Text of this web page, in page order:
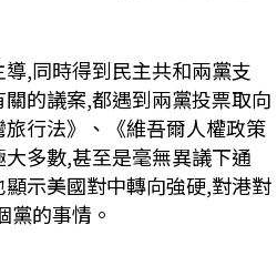
,同時得到民主共和兩黨支
的議案,都遇到兩黨投票取向
行法》、《維吾爾人權政策
多數,甚至是毫無異議下通
示美國對中轉向強硬,對港對
黨的事情。